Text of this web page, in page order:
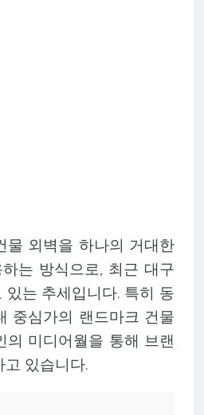
물 외벽을 하나의 거대한
는 방식으로, 최근 대구
있는 추세입니다. 특히 동
중심가의 랜드마크 건물
의 미디어월을 통해 브랜
고 있습니다.